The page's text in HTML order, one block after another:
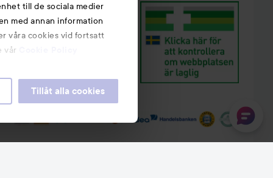
till de sociala medier
med annan information
våra cookies vid fortsatt
vår
Tillåt alla cookies